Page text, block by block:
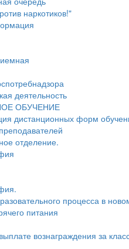
наркотиков!"
деятельность
ОБУЧЕНИЕ
дистанционных форм
отделение.
процесса в
питания
вознаграждения за